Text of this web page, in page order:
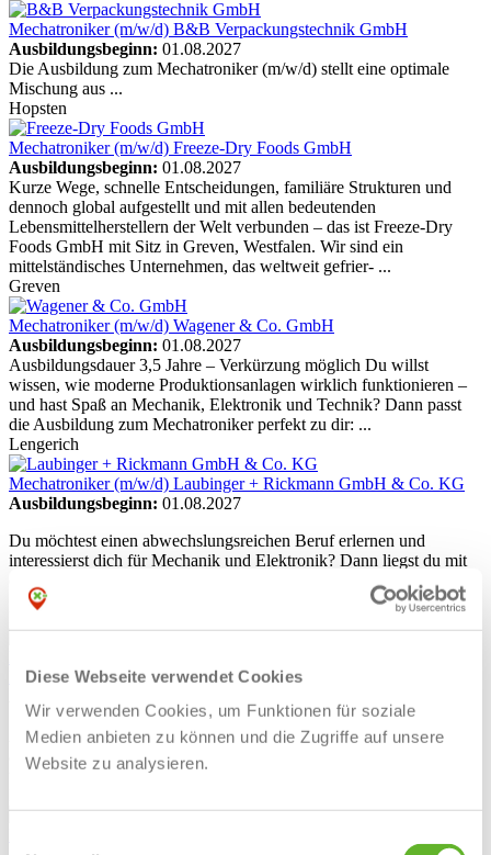
Diese Webseite verwendet Cookies
Wir verwenden Cookies, um Funktionen für soziale
Medien anbieten zu können und die Zugriffe auf unsere
Website zu analysieren.
Mechatroniker (m/w/d) B&B Verpackungstechnik GmbH
Ausbildungsbeginn: 01.08.2027
Die Ausbildung zum Mechatroniker (m/w/d) stellt eine optimale
Mischung aus ...
Hopsten
Mechatroniker (m/w/d) Freeze-Dry Foods GmbH
Ausbildungsbeginn: 01.08.2027
Kurze Wege, schnelle Entscheidungen, familiäre Strukturen und
dennoch global aufgestellt und mit allen bedeutenden
Lebensmittelherstellern der Welt verbunden – das ist Freeze-Dry
Foods GmbH mit Sitz in Greven, Westfalen. Wir sind ein
mittelständisches Unternehmen, das weltweit gefrier- ...
Greven
Mechatroniker (m/w/d) Wagener & Co. GmbH
Ausbildungsbeginn: 01.08.2027
Ausbildungsdauer 3,5 Jahre – Verkürzung möglich Du willst
wissen, wie moderne Produktionsanlagen wirklich funktionieren –
und hast Spaß an Mechanik, Elektronik und Technik? Dann passt
die Ausbildung zum Mechatroniker perfekt zu dir: ...
Lengerich
Mechatroniker (m/w/d) Laubinger + Rickmann GmbH & Co. KG
Ausbildungsbeginn: 01.08.2027
Du möchtest einen abwechslungsreichen Beruf erlernen und
interessierst dich für Mechanik und Elektronik? Dann liegst du mit
einer Ausbildung zum Mechatroniker (m/w/d) genau richtig.
KG
Starte deine spannende Reise in die Welt der Technik mit einer
Ausbildung als Mechatroniker! In deiner Ausbildung wirst du viele
abwechslungsreiche Aufgaben übernehmen. Du wirst Prozesse
überwachen und mögliche Störungen sowie deren ...